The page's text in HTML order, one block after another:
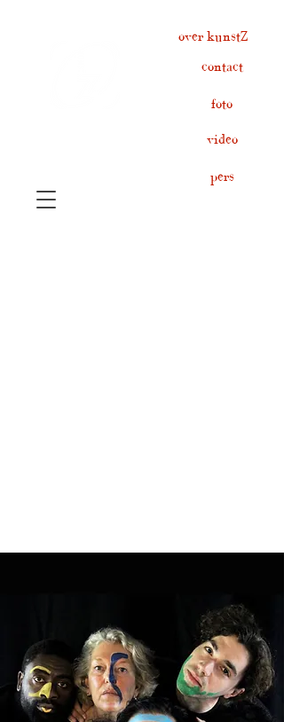
contact
over kunstZ
pers
foto
video